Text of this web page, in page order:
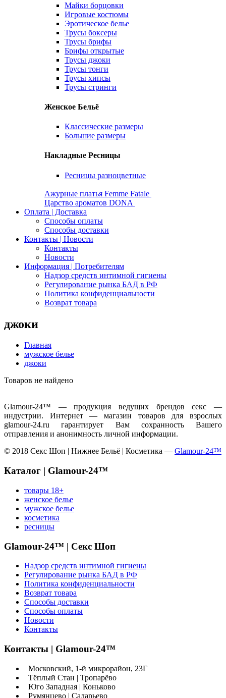
Майки борцовки
Игровые костюмы
Эротическое белье
Трусы боксеры
Трусы брифы
Брифы открытые
Трусы джоки
Трусы тонги
Трусы хипсы
Трусы стринги
Женское Бельё
Классические размеры
Большие размеры
Накладные Ресницы
Ресницы разноцветные
Ажурные платья Femme Fatale
Царство ароматов DONA
Оплата | Доставка
Способы оплаты
Способы доставки
Контакты | Новости
Контакты
Новости
Информация | Потребителям
Надзор средств интимной гигиены
Регулирование рынка БАД в РФ
Политика конфиденциальности
Возврат товара
джоки
Главная
мужское белье
джоки
Товаров не найдено
Glamour-24™ — продукция ведущих брендов секс —
индустрии. Интернет — магазин товаров для взрослых
glamour-24.ru гарантирует Вам сохранность Вашего
отправления и анонимность личной информации.
© 2018 Секс Шоп | Нижнее Бельё | Косметика — Glamour-24™
Каталог | Glamour-24™
товары 18+
женское белье
мужское белье
косметика
ресницы
Glamour-24™ | Секс Шоп
Надзор средств интимной гигиены
Регулирование рынка БАД в РФ
Политика конфиденциальности
Возврат товара
Способы доставки
Способы оплаты
Новости
Контакты
Контакты | Glamour-24™
Московский, 1-й микрорайон, 23Г
Тёплый Стан | Тропарёво
Юго Западная | Коньково
Румянцево | Саларьево